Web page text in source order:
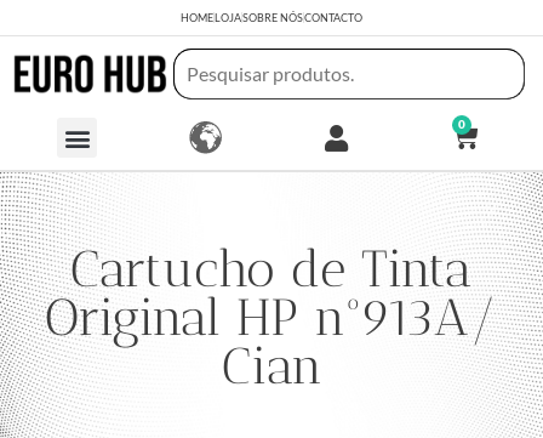
HOMELOJASOBRE NÓSCONTACTO
0
Cartucho de Tinta
Original HP nº913A/
Cian